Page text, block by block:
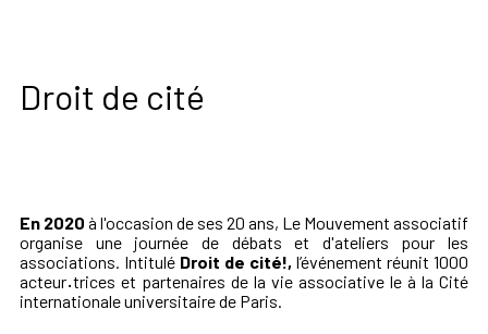
Droit de cité
En 2020 à l'occasion de ses 20 ans, Le Mouvement associatif
organise une journée de débats et d'ateliers pour les
associations. Intitulé Droit de cité!, l’événement réunit 1000
acteur·trices et partenaires de la vie associative le à la Cité
internationale universitaire de Paris.